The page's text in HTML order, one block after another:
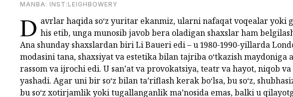
MANBA: INST:LEIGHBOWERY
D avrlar haqida so‘z yuritar ekanmiz, ularni nafaqat voqealar yoki
his etib, unga munosib javob bera oladigan shaxslar ham
Ana shunday shaxslardan biri Li Baueri edi – u 1980-1990-yillarda
modasini tana, shaxsiyat va estetika bilan tajriba o‘tkazish maydoniga
rassom va ijrochi edi. U san’at va provokatsiya, teatr va hayot, niqob
yashadi. Agar uni bir so‘z bilan ta’riflash kerak bo‘lsa, bu so‘z,
bu so‘z xotirjamlik yoki tugallanganlik ma’nosida emas, balki u